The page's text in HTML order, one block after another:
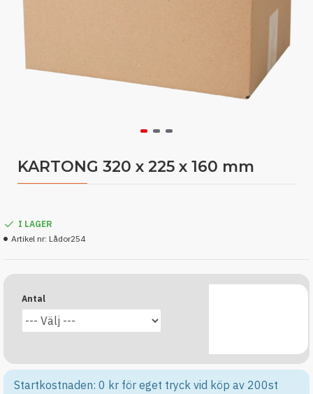
KARTONG 320 x 225 x 160 mm
I LAGER
Artikel nr: Lådor254
Antal
Startkostnaden: 0 kr för eget tryck vid köp av 200st